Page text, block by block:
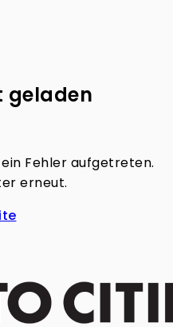
geladen
Fehler aufgetreten.
erneut.